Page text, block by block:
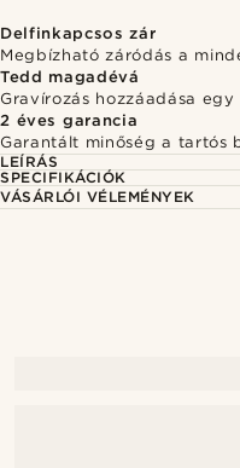
Delfinkapcsos zár
Megbízható záródás a
Tedd magadévá
Gravírozás hozzáadása
2 éves garancia
Garantált minőség a tartós
LEÍRÁS
SPECIFIKÁCIÓK
VÁSÁRLÓI VÉLEMÉNYEK